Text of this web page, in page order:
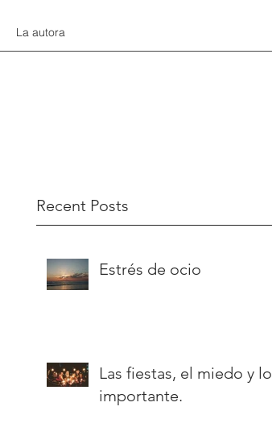
La autora
Recent Posts
Estrés de ocio
Las fiestas, el miedo y lo
importante.